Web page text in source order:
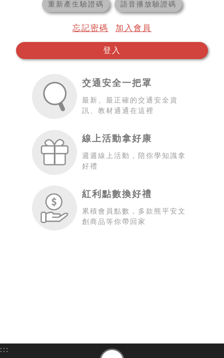
交通安全一把罩
最新、最正確的交通安全資
訊、教材通通在這裡
線上活動拿好康
週週線上活動，陪你學知識拿
好禮
紅利點數換好禮
累積會員點數，多款熊平安文
創商品等你帶回家
重新產生驗證碼 語音播放驗證碼
忘記密碼 加入會員
登入
:::